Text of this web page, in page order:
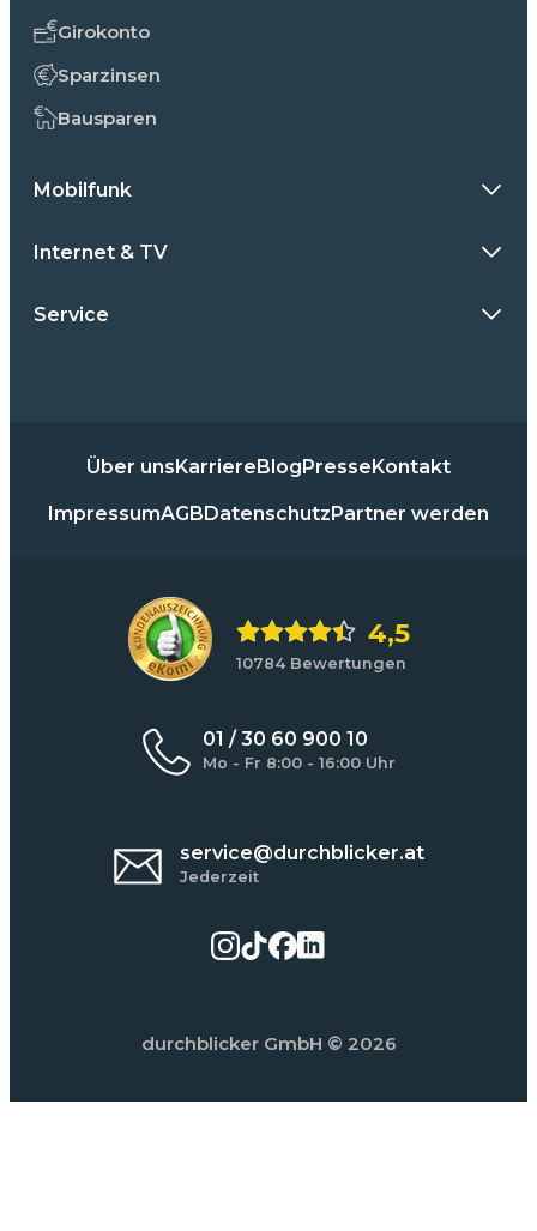
Girokonto
Sparzinsen
Bausparen
Mobilfunk
Internet & TV
Service
Über uns Karriere Blog Presse Kontakt
ImpressumAGB Datenschutz Partner werden
4,5
10784 Bewertungen
01 / 30 60 900 10
Mo - Fr 8:00 - 16:00 Uhr
service@durchblicker.at
Jederzeit
durchblicker GmbH © 2026